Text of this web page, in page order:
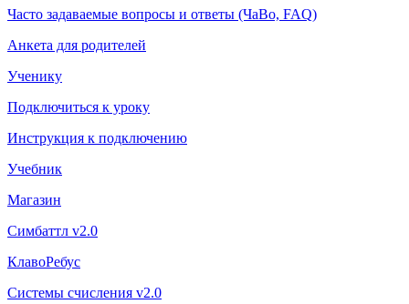
Часто задаваемые вопросы и ответы (ЧаВо, FAQ)
Анкета для родителей
Ученику
Подключиться к уроку
Инструкция к подключению
Учебник
Магазин
Симбаттл v2.0
КлавоРебус
Системы счисления v2.0